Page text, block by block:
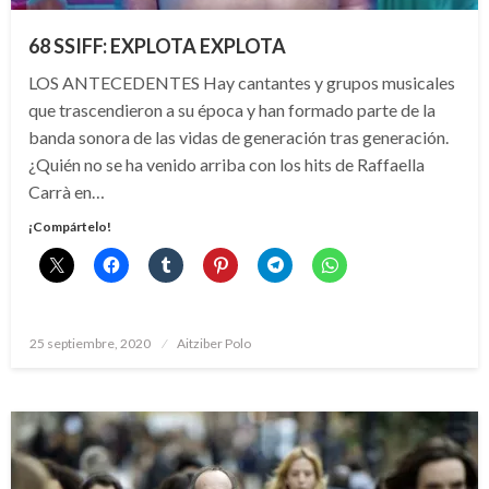
68 SSIFF: EXPLOTA EXPLOTA
LOS ANTECEDENTES Hay cantantes y grupos musicales
que trascendieron a su época y han formado parte de la
banda sonora de las vidas de generación tras generación.
¿Quién no se ha venido arriba con los hits de Raffaella
Carrà en…
¡Compártelo!
Publicado
25 septiembre, 2020 Aitziber Polo